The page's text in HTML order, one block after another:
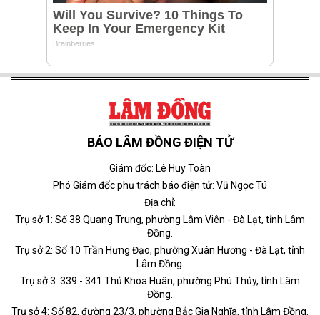
BÁO LÂM ĐỒNG ĐIỆN TỬ
Giám đốc: Lê Huy Toàn
Phó Giám đốc phụ trách báo điện tử: Vũ Ngọc Tú
Địa chỉ:
Trụ sở 1: Số 38 Quang Trung, phường Lâm Viên - Đà Lạt, tỉnh Lâm
Đồng.
Trụ sở 2: Số 10 Trần Hưng Đạo, phường Xuân Hương - Đà Lạt, tỉnh
Lâm Đồng.
Trụ sở 3: 339 - 341 Thủ Khoa Huân, phường Phú Thủy, tỉnh Lâm
Đồng.
Trụ sở 4: Số 82, đường 23/3, phường Bắc Gia Nghĩa, tỉnh Lâm Đồng.